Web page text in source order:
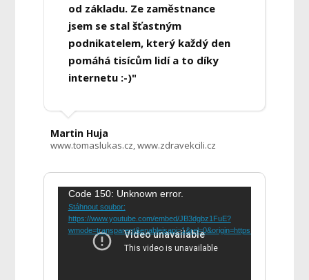
od základu. Ze zaměstnance
jsem se stal šťastným
podnikatelem, který každý den
pomáhá tisícům lidí a to díky
internetu :-)"
Martin Huja
www.tomaslukas.cz, www.zdravekcili.cz
Video
přehrávač
Code 150: Unknown error.
Stáhnout soubor:
https://www.youtube.com/embed/JB3dgbz1FuE?
wmode=transparent&enablejsapi=1&rel=0&origin=https://